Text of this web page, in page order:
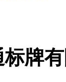
牌